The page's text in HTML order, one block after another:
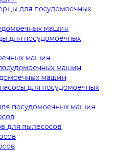
для посудомоечных
машин
для посудомоечных
машин
машин
машин
для посудомоечных
посудомоечных машин
для пылесосов